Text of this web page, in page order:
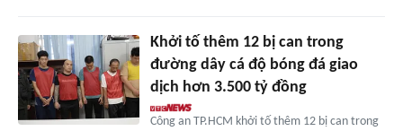
Khởi tố thêm 12 bị can trong
đường dây cá độ bóng đá giao
dịch hơn 3.500 tỷ đồng
Công an TP.HCM khởi tố thêm 12 bị can trong